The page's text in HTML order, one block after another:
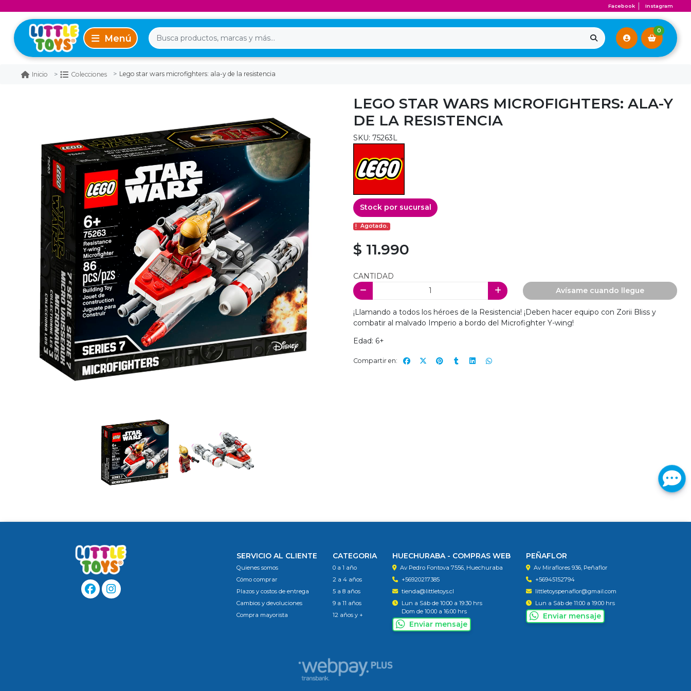
Facebook Instagram
0
Inicio Colecciones Lego star wars microfighters: ala-y de la resistencia
LEGO STAR WARS MICROFIGHTERS: ALA-Y
DE LA RESISTENCIA
SKU: 75263L
Stock por sucursal
Agotado.
$ 11.990
CANTIDAD
Avísame cuando llegue
¡Llamando a todos los héroes de la Resistencia! ¡Deben hacer equipo con Zorii Bliss y
combatir al malvado Imperio a bordo del Microfighter Y-wing!
Edad: 6+
Compartir en:
SERVICIO AL CLIENTE
Quienes somos
Cómo comprar
Plazos y costos de entrega
Cambios y devoluciones
Compra mayorista
CATEGORIA
0 a 1 año
2 a 4 años
5 a 8 años
9 a 11 años
12 años y +
HUECHURABA - COMPRAS WEB
Av Pedro Fontova 7556, Huechuraba
+56920217385
tienda@littletoys.cl
Lun a Sáb de 10:00 a 19:30 hrs
Dom de 10:00 a 16:00 hrs
Enviar mensaje
PEÑAFLOR
Av Miraflores 936, Peñaflor
+56945152794
littletoyspenaflor@gmail.com
Lun a Sáb de 11:00 a 19:00 hrs
Enviar mensaje